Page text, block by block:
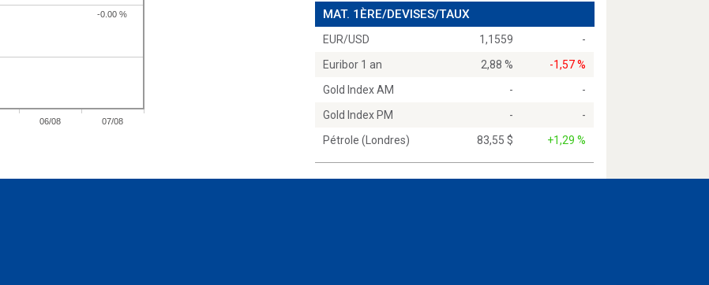
MAT. 1ÈRE/DEVISES/TAUX
EUR/USD 1,1559
-
Euribor 1 an
2,88 %
-1,57 %
Gold Index AM
-
-
Gold Index PM
-
-
Pétrole (Londres)
83,55 $ +1,29 %